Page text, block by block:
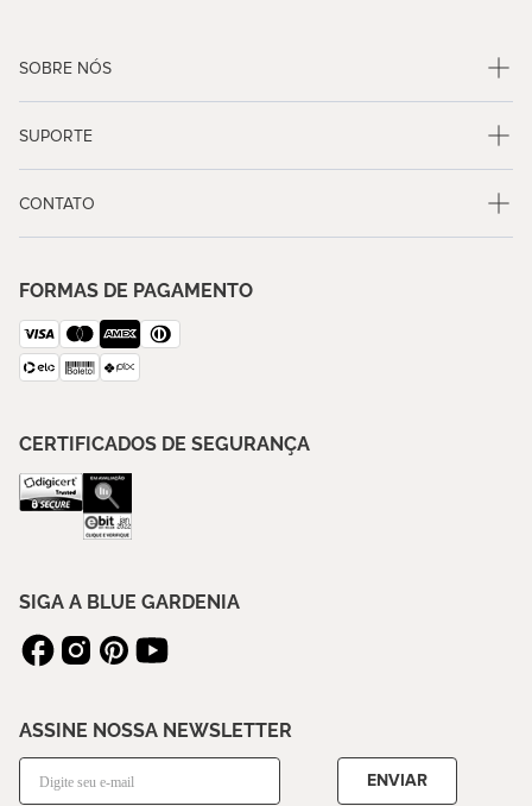
SOBRE NÓS
SUPORTE
CONTATO
FORMAS DE PAGAMENTO
CERTIFICADOS DE SEGURANÇA
SIGA A BLUE GARDENIA
ASSINE NOSSA NEWSLETTER
ENVIAR